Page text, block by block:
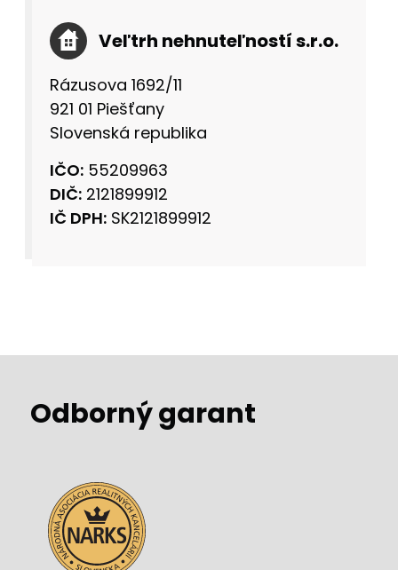
Veľtrh nehnuteľností s.r.o.
Rázusova 1692/11
921 01 Piešťany
Slovenská republika
IČO:55209963
DIČ:2121899912
IČ DPH:SK2121899912
Odborný garant